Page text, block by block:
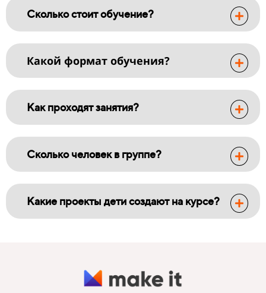
Сколько стоит обучение?
Какой формат обучения?
Как проходят занятия?
Сколько человек в группе?
Какие проекты дети создают на курсе?